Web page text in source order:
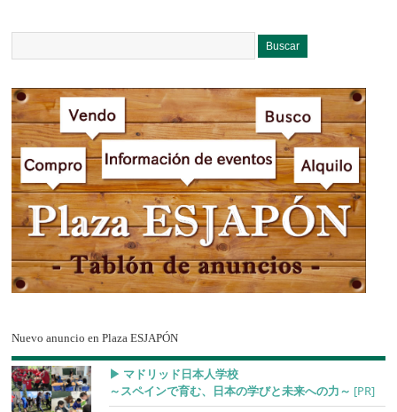
Nuevo anuncio en Plaza ESJAPÓN
▶︎ マドリッド日本人学校
～スペインで育む、日本の学びと未来への力～ [PR]